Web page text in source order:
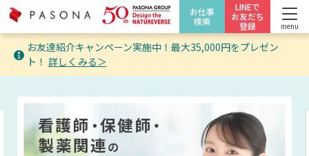
お仕事
検索
LINEで
お友だち
登録
menu
お友達紹介キャンペーン実施中！最大35,000円をプレゼン
ト！ 詳しくみる＞